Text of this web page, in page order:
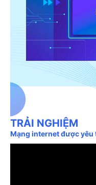
TRẢI NGHIỆM
Mạng internet được yêu